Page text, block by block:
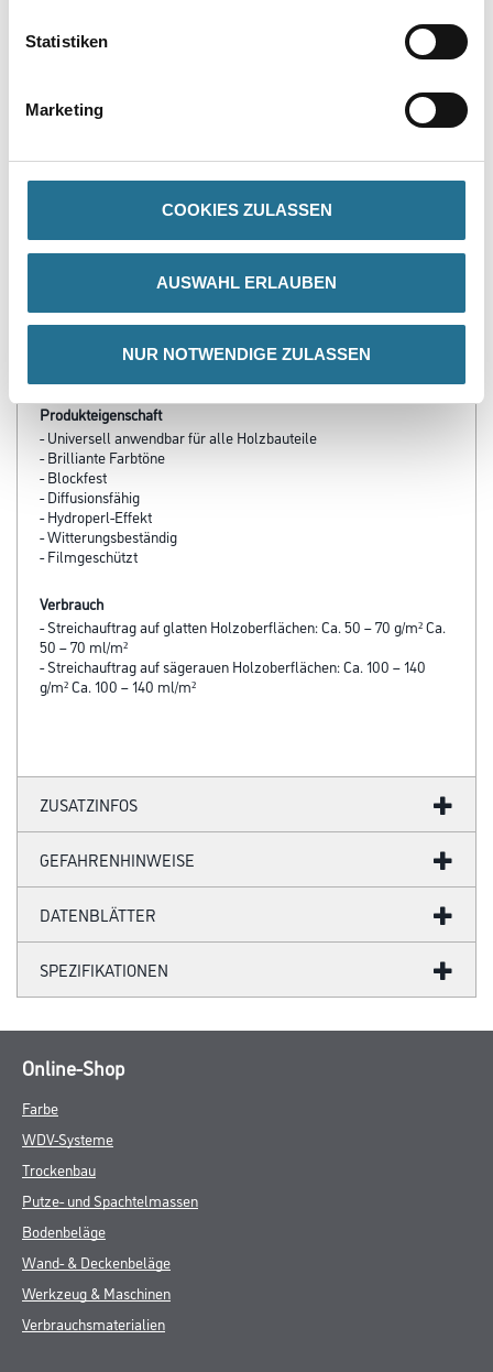
Statistiken
Marketing
COOKIES ZULASSEN
AUSWAHL ERLAUBEN
NUR NOTWENDIGE ZULASSEN
- Material-, Umluft- und Untergrundtemperatur: mind. 5 °C
(günstiger Bereich: 10 bis 25 °C)
Verarbeitungszeit
- Stapelbar: ca. 8 h
- Regenfest: mind. 12 h
- Blockest: ca. 24 h
Produkteigenschaft
- Universell anwendbar für alle Holzbauteile
- Brilliante Farbtöne
- Blockfest
- Diffusionsfähig
- Hydroperl-Effekt
- Witterungsbeständig
- Filmgeschützt
Verbrauch
- Streichauftrag auf glatten Holzoberflächen: Ca. 50 – 70 g/m² Ca.
50 – 70 ml/m²
- Streichauftrag auf sägerauen Holzoberflächen: Ca. 100 – 140
g/m² Ca. 100 – 140 ml/m²
ZUSATZINFOS
GEFAHRENHINWEISE
DATENBLÄTTER
SPEZIFIKATIONEN
Online-Shop
Farbe
WDV-Systeme
Trockenbau
Putze- und Spachtelmassen
Bodenbeläge
Wand- & Deckenbeläge
Werkzeug & Maschinen
Verbrauchsmaterialien